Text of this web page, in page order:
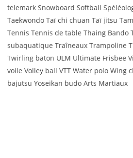
telemark Snowboard Softball
Taekwondo Taï chi chuan Taï jitsu
Tennis Tennis de table Thaing
subaquatique Traîneaux Trampoline
Twirling baton ULM Ultimate Frisbee
voile Volley ball VTT Water polo Wing
bajutsu Yoseikan budo Arts Martiaux